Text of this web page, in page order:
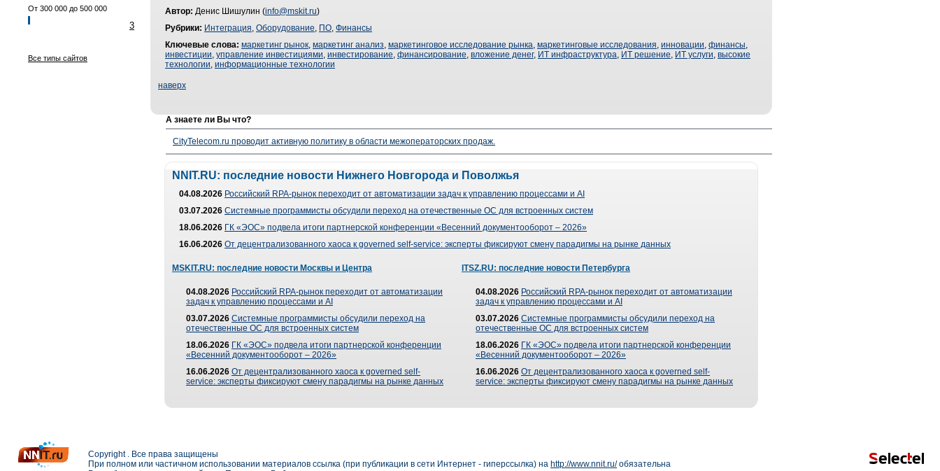
От 300 000 до 500 000
3
Все типы сайтов
Автор: Денис Шишулин (info@mskit.ru)
Рубрики: Интеграция, Оборудование, ПО, Финансы
Ключевые слова: маркетинг рынок, маркетинг анализ, маркетинговое исследование рынка, маркетинговые исследования, инновации, финансы,
инвестиции, управление инвестициями, инвестирование, финансирование, вложение денег, ИТ инфраструктура, ИТ решение, ИТ услуги, высокие
технологии, информационные технологии
наверх
А знаете ли Вы что?
CityTelecom.ru проводит активную политику в области межоператорских продаж.
NNIT.RU: последние новости Нижнего Новгорода и Поволжья
04.08.2026 Российский RPA-рынок переходит от автоматизации задач к управлению процессами и AI
03.07.2026 Системные программисты обсудили переход на отечественные ОС для встроенных систем
18.06.2026 ГК «ЭОС» подвела итоги партнерской конференции «Весенний документооборот – 2026»
16.06.2026 От децентрализованного хаоса к governed self-service: эксперты фиксируют смену парадигмы на рынке данных
MSKIT.RU: последние новости Москвы и Центра
04.08.2026 Российский RPA-рынок переходит от автоматизации
задач к управлению процессами и AI
03.07.2026 Системные программисты обсудили переход на
отечественные ОС для встроенных систем
18.06.2026 ГК «ЭОС» подвела итоги партнерской конференции
«Весенний документооборот – 2026»
16.06.2026 От децентрализованного хаоса к governed self-
service: эксперты фиксируют смену парадигмы на рынке данных
ITSZ.RU: последние новости Петербурга
04.08.2026 Российский RPA-рынок переходит от автоматизации
задач к управлению процессами и AI
03.07.2026 Системные программисты обсудили переход на
отечественные ОС для встроенных систем
18.06.2026 ГК «ЭОС» подвела итоги партнерской конференции
«Весенний документооборот – 2026»
16.06.2026 От децентрализованного хаоса к governed self-
service: эксперты фиксируют смену парадигмы на рынке данных
Copyright . Все права защищены
При полном или частичном использовании материалов ссылка (при публикации в сети Интернет - гиперссылка) на http://www.nnit.ru/обязательна